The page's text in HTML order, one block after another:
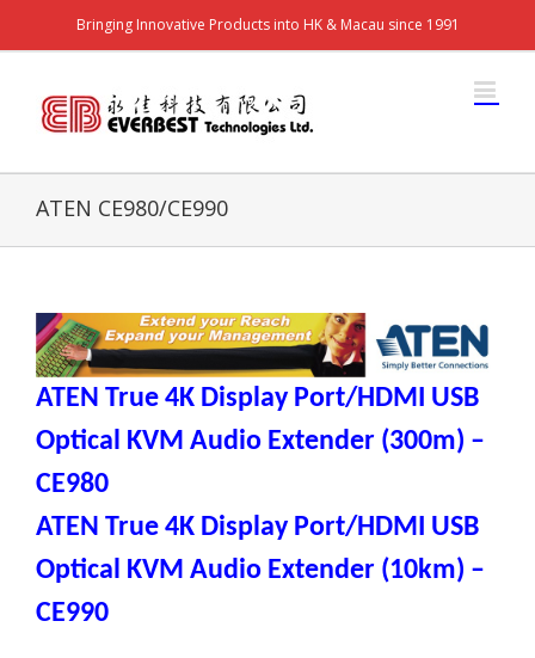
Bringing Innovative Products into HK & Macau since 1991
ATEN CE980/CE990
ATEN True 4K Display Port/HDMI USB
Optical KVM Audio Extender (300m) –
CE980
ATEN True 4K Display Port/HDMI USB
Optical KVM Audio Extender (10km) –
CE990